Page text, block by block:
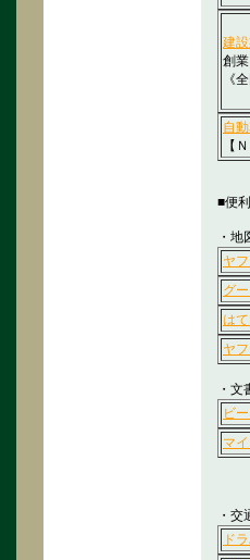
建
創
《
自
【
■便
・
ヤ
グ
は
ヤ
・
ビ
マ
・交
ド